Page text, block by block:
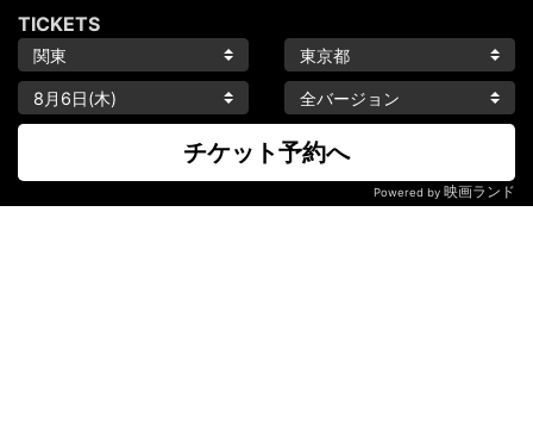
TICKETS
チケット予約へ
Powered by 映画ランド